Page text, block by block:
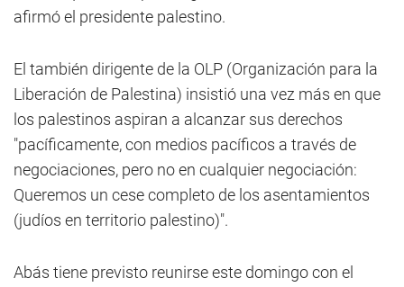
afirmó el presidente palestino.
El también dirigente de la OLP (Organización para la
Liberación de Palestina) insistió una vez más en que
los palestinos aspiran a alcanzar sus derechos
"pacíficamente, con medios pacíficos a través de
negociaciones, pero no en cualquier negociación:
Queremos un cese completo de los asentamientos
(judíos en territorio palestino)".
Abás tiene previsto reunirse este domingo con el